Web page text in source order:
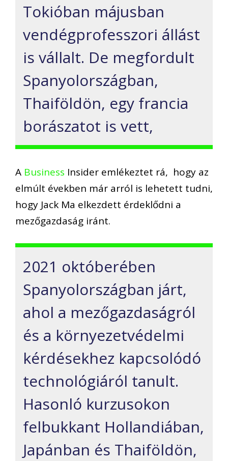
Tokióban májusban
vendégprofesszori állást
is vállalt. De megfordult
Spanyolországban,
Thaiföldön, egy francia
borászatot is vett,
A Business Insider emlékeztet rá, hogy az
elmúlt években már arról is lehetett tudni,
hogy Jack Ma elkezdett érdeklődni a
mezőgazdaság iránt.
2021 októberében
Spanyolországban járt,
ahol a mezőgazdaságról
és a környezetvédelmi
kérdésekhez kapcsolódó
technológiáról tanult.
Hasonló kurzusokon
felbukkant Hollandiában,
Japánban és Thaiföldön,